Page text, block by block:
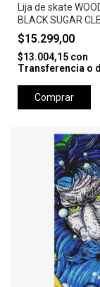
Lija de skate
BLACK SUGAR
$15.299,00
$13.004,15 con
Transferencia o
Comprar